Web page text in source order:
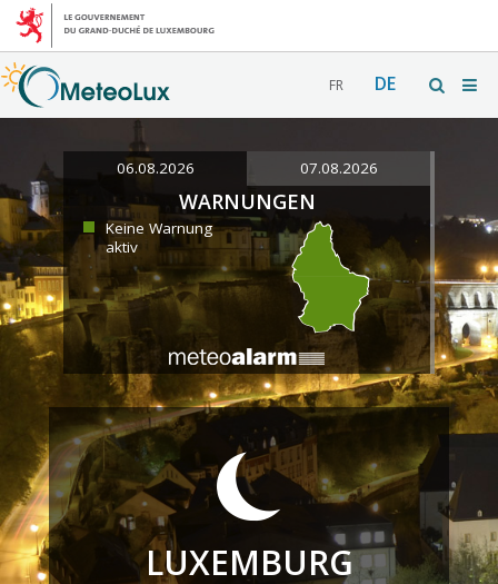
FR DE
06.08.2026 07.08.2026
WARNUNGEN
Keine Warnung
aktiv
LUXEMBURG